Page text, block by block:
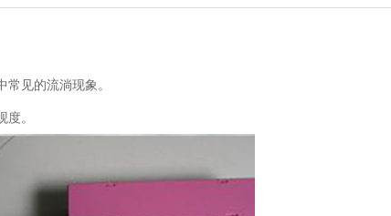
见的流淌现象。
。